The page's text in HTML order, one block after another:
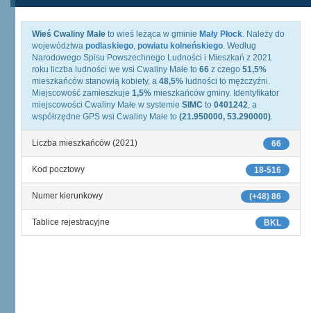
Wieś Cwaliny Małe to wieś leżąca w gminie Mały Płock. Należy do
województwa podlaskiego, powiatu kolneńskiego. Według
Narodowego Spisu Powszechnego Ludności i Mieszkań z 2021
roku liczba ludności we wsi Cwaliny Małe to 66 z czego 51,5%
mieszkańców stanowią kobiety, a 48,5% ludności to mężczyźni.
Miejscowość zamieszkuje 1,5% mieszkańców gminy. Identyfikator
miejscowości Cwaliny Małe w systemie SIMC to 0401242, a
współrzędne GPS wsi Cwaliny Małe to (21.950000, 53.290000).
66
Liczba mieszkańców (2021)
18-516
Kod pocztowy
(+48) 86
Numer kierunkowy
BKL
Tablice rejestracyjne